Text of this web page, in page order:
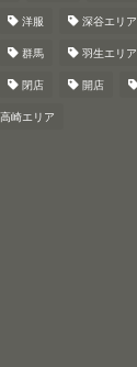
洋服 深谷エリア
群馬 羽生エリア
閉店 開店
高崎エリア